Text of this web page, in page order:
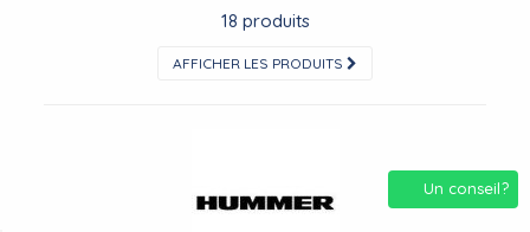
18 produits
AFFICHER LES PRODUITS
Un conseil?